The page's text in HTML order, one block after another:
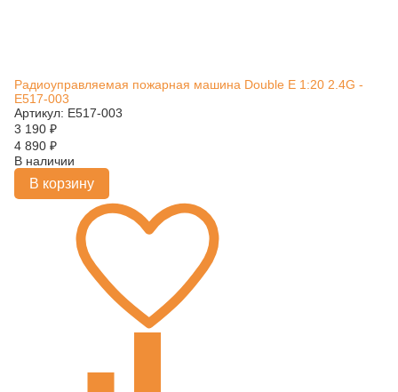
Радиоуправляемая пожарная машина Double E 1:20 2.4G -
E517-003
Артикул: E517-003
3 190 ₽
4 890 ₽
В наличии
В корзину